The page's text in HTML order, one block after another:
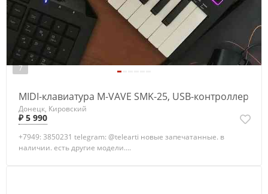
7
MIDI-клавиатура M-VAVE SMK-25, USB-контроллер
Донецк, Кировский
₽ 5 990
+7949: 3850231 telegram: @telearti новые запечатанные. в
наличии. есть другие модели....